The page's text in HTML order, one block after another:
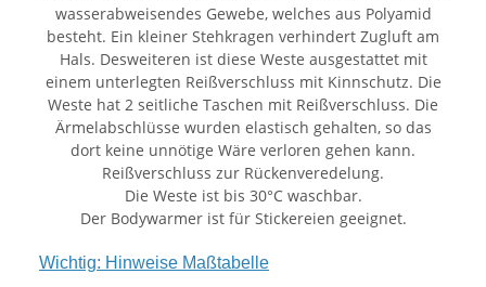
wasserabweisendes Gewebe, welches aus Polyamid
besteht. Ein kleiner Stehkragen verhindert Zugluft am
Hals. Desweiteren ist diese Weste ausgestattet mit
einem unterlegten Reißverschluss mit Kinnschutz. Die
Weste hat 2 seitliche Taschen mit Reißverschluss. Die
Ärmelabschlüsse wurden elastisch gehalten, so das
dort keine unnötige Wäre verloren gehen kann.
Reißverschluss zur Rückenveredelung.
Die Weste ist bis 30°C waschbar.
Der Bodywarmer ist für Stickereien geeignet.
Wichtig: Hinweise Maßtabelle